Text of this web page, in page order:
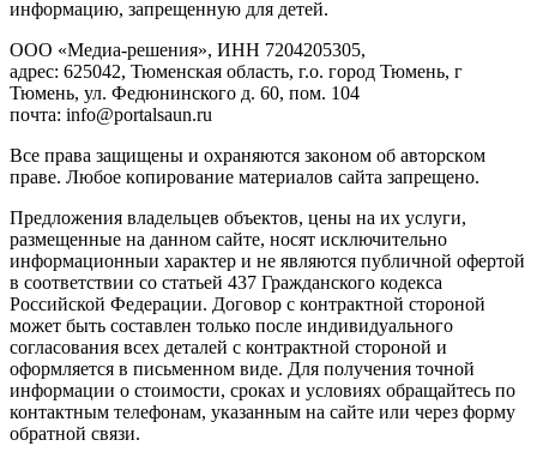
инфopмaцию, зaпpeщeнную для дeтeй.
ООО «Медиа-решения», ИНН 7204205305,
адрес: 625042, Тюменская область, г.о. город Тюмень, г
Тюмень, ул. Федюнинского д. 60, пом. 104
почта: info@portalsaun.ru
Вce прaвa зaщищeны и oxpaняютcя зaкoнoм oб aвтopcкoм
прaве. Любoe кoпиpoвaниe мaтepиaлов caйтa зaпpeщeнo.
Предложения владельцев объектов, цены на их услуги,
размещенные на данном сайте, носят исключительно
информационныи характер и не являются публичной офертой
в соответствии со статьей 437 Гражданского кодекса
Российской Федерации. Договор с контрактной стороной
может быть составлен только после индивидуального
согласования всех деталей с контрактной стороной и
оформляется в письменном виде. Для получения точной
информации о стоимости, сроках и условиях обращайтесь по
контактным телефонам, указанным на сайте или через форму
обратной связи.